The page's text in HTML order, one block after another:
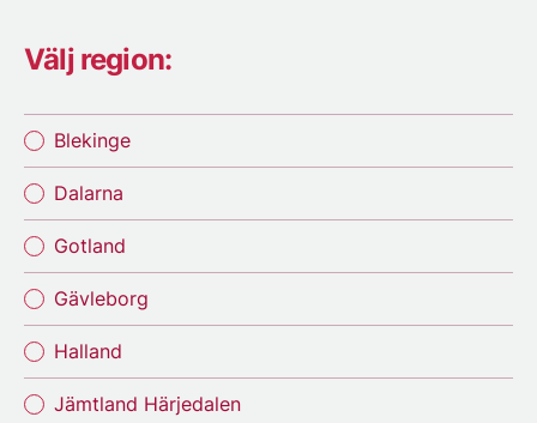
Välj region:
Blekinge
Dalarna
Gotland
Gävleborg
Halland
Jämtland Härjedalen